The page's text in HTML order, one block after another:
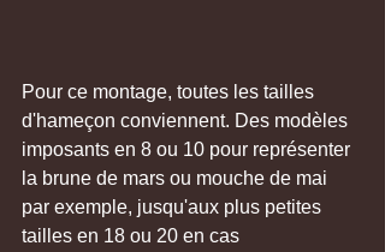
Pour ce montage, toutes les tailles
d'hameçon conviennent. Des modèles
imposants en 8 ou 10 pour représenter
la brune de mars ou mouche de mai
par exemple, jusqu'aux plus petites
tailles en 18 ou 20 en cas